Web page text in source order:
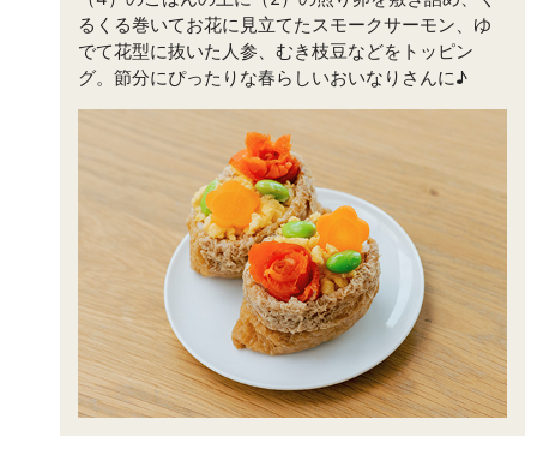
るくる巻いてお花に見立てたスモークサーモン、ゆ
でて花型に抜いた人参、むき枝豆などをトッピン
グ。節分にぴったりな春らしいおいなりさんに♪